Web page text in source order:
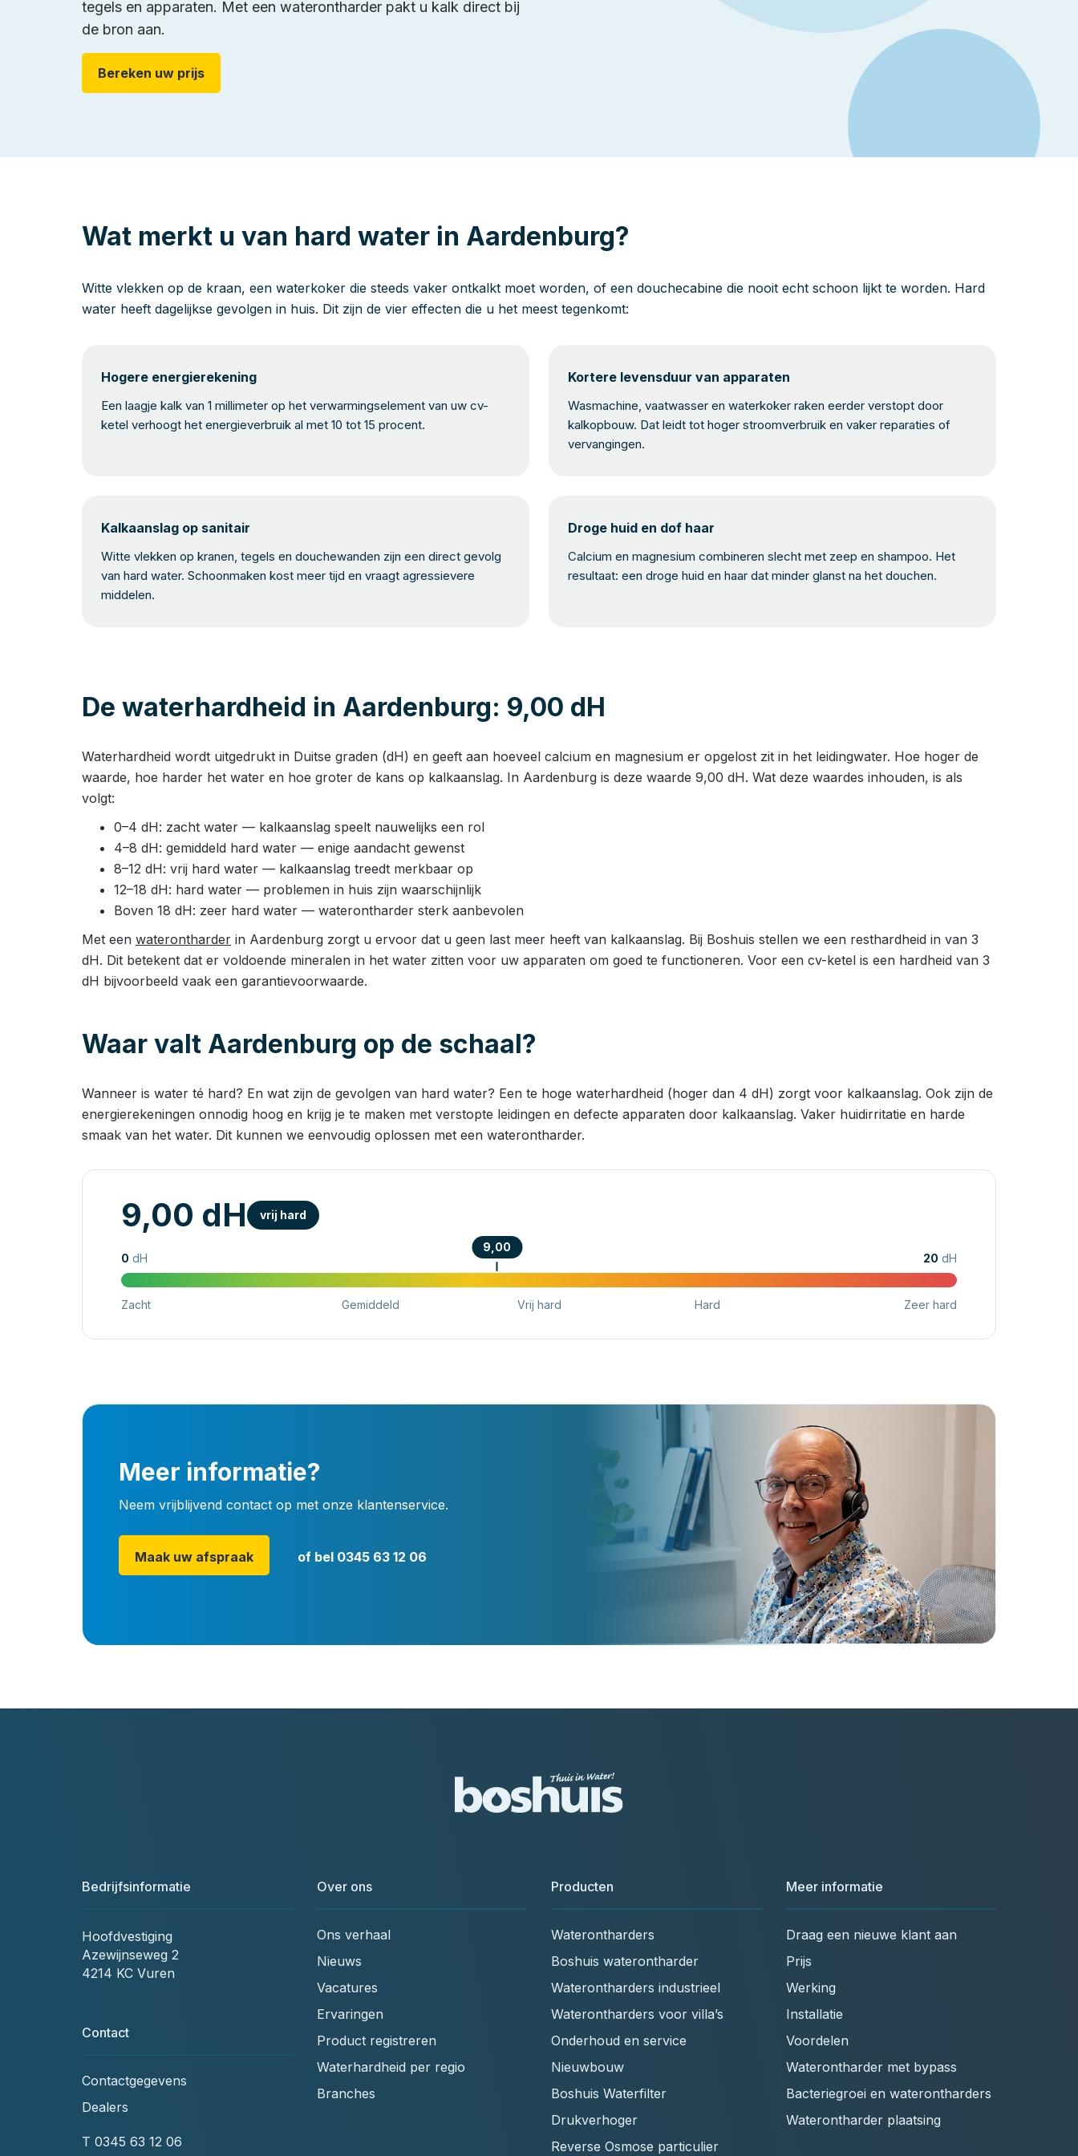
tegels en apparaten. Met een waterontharder pakt u kalk direct bij
de bron aan.
Bereken uw prijs
Wat merkt u van hard water in Aardenburg?
Witte vlekken op de kraan, een waterkoker die steeds vaker ontkalkt moet worden, of een douchecabine die nooit echt schoon lijkt te worden. Hard
water heeft dagelijkse gevolgen in huis. Dit zijn de vier effecten die u het meest tegenkomt:
Hogere energierekening
Een laagje kalk van 1 millimeter op het verwarmingselement van uw cv-
ketel verhoogt het energieverbruik al met 10 tot 15 procent.
Kortere levensduur van apparaten
Wasmachine, vaatwasser en waterkoker raken eerder verstopt door
kalkopbouw. Dat leidt tot hoger stroomverbruik en vaker reparaties of
vervangingen.
Kalkaanslag op sanitair
Witte vlekken op kranen, tegels en douchewanden zijn een direct gevolg
van hard water. Schoonmaken kost meer tijd en vraagt agressievere
middelen.
Droge huid en dof haar
Calcium en magnesium combineren slecht met zeep en shampoo. Het
resultaat: een droge huid en haar dat minder glanst na het douchen.
De waterhardheid in Aardenburg: 9,00 dH
Waterhardheid wordt uitgedrukt in Duitse graden (dH) en geeft aan hoeveel calcium en magnesium er opgelost zit in het leidingwater. Hoe hoger de
waarde, hoe harder het water en hoe groter de kans op kalkaanslag. In Aardenburg is deze waarde 9,00 dH. Wat deze waardes inhouden, is als
volgt:
0–4 dH: zacht water — kalkaanslag speelt nauwelijks een rol
4–8 dH: gemiddeld hard water — enige aandacht gewenst
8–12 dH: vrij hard water — kalkaanslag treedt merkbaar op
12–18 dH: hard water — problemen in huis zijn waarschijnlijk
Boven 18 dH: zeer hard water — waterontharder sterk aanbevolen
Met een waterontharder in Aardenburg zorgt u ervoor dat u geen last meer heeft van kalkaanslag. Bij Boshuis stellen we een resthardheid in van 3
dH. Dit betekent dat er voldoende mineralen in het water zitten voor uw apparaten om goed te functioneren. Voor een cv-ketel is een hardheid van 3
dH bijvoorbeeld vaak een garantievoorwaarde.
Waar valt Aardenburg op de schaal?
Wanneer is water té hard? En wat zijn de gevolgen van hard water? Een te hoge waterhardheid (hoger dan 4 dH) zorgt voor kalkaanslag. Ook zijn de
energierekeningen onnodig hoog en krijg je te maken met verstopte leidingen en defecte apparaten door kalkaanslag. Vaker huidirritatie en harde
smaak van het water. Dit kunnen we eenvoudig oplossen met een waterontharder.
9,00 dH vrij hard
0 dH 20 dH
9,00
Zacht Gemiddeld Vrij hard Hard Zeer hard
Meer informatie?
Neem vrijblijvend contact op met onze klantenservice.
Maak uw afspraak of bel 0345 63 12 06
Bedrijfsinformatie
Hoofdvestiging
Azewijnseweg 2
4214 KC Vuren
Contact
Contactgegevens
Dealers
T 0345 63 12 06
Over ons
Ons verhaal
Nieuws
Vacatures
Ervaringen
Product registreren
Waterhardheid per regio
Branches
Producten
Waterontharders
Boshuis waterontharder
Waterontharders industrieel
Waterontharders voor villa’s
Onderhoud en service
Nieuwbouw
Boshuis Waterfilter
Drukverhoger
Reverse Osmose particulier
Meer informatie
Draag een nieuwe klant aan
Prijs
Werking
Installatie
Voordelen
Waterontharder met bypass
Bacteriegroei en waterontharders
Waterontharder plaatsing